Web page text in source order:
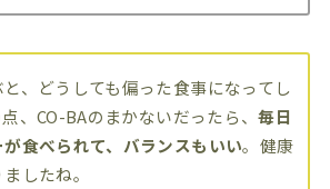
、どうしても偏った食事になってし
、CO-BAのまかないだったら、毎日
食べられて、バランスもいい。健康
したね。